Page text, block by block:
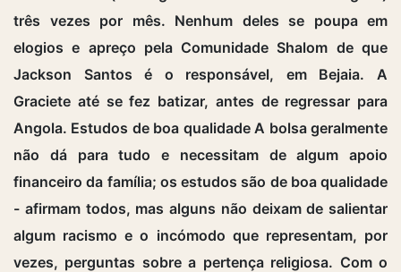
três vezes por mês. Nenhum deles se poupa em
elogios e apreço pela Comunidade Shalom de que
Jackson Santos é o responsável, em Bejaia. A
Graciete até se fez batizar, antes de regressar para
Angola. Estudos de boa qualidade A bolsa geralmente
não dá para tudo e necessitam de algum apoio
financeiro da família; os estudos são de boa qualidade
- afirmam todos, mas alguns não deixam de salientar
algum racismo e o incómodo que representam, por
vezes, perguntas sobre a pertença religiosa. Com o